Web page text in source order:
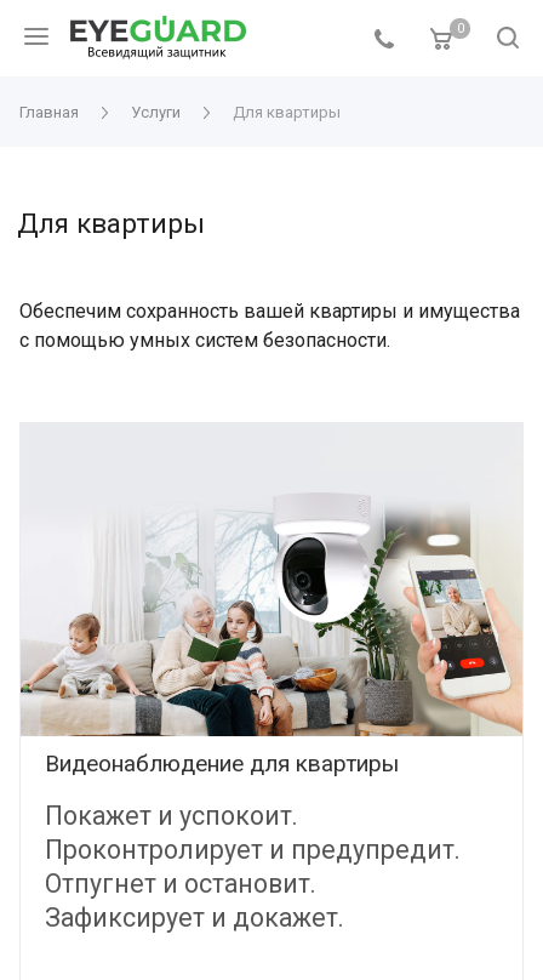
0
Главная Услуги Для квартиры
Для квартиры
Обеспечим сохранность вашей квартиры и имущества
с помощью умных систем безопасности.
Видеонаблюдение для квартиры
Покажет и успокоит.
Проконтролирует и предупредит.
Отпугнет и остановит.
Зафиксирует и докажет.